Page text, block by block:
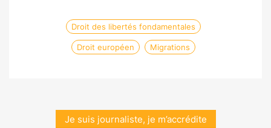
Droit des libertés fondamentales
Droit européen Migrations
Je suis journaliste, je m’accrédite